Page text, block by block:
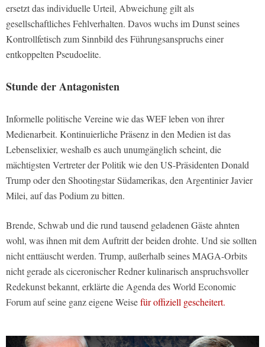
ersetzt das individuelle Urteil, Abweichung gilt als
gesellschaftliches Fehlverhalten. Davos wuchs im Dunst seines
Kontrollfetisch zum Sinnbild des Führungsanspruchs einer
entkoppelten Pseudoelite.
Stunde der Antagonisten
Informelle politische Vereine wie das WEF leben von ihrer
Medienarbeit. Kontinuierliche Präsenz in den Medien ist das
Lebenselixier, weshalb es auch unumgänglich scheint, die
mächtigsten Vertreter der Politik wie den US-Präsidenten Donald
Trump oder den Shootingstar Südamerikas, den Argentinier Javier
Milei, auf das Podium zu bitten.
Brende, Schwab und die rund tausend geladenen Gäste ahnten
wohl, was ihnen mit dem Auftritt der beiden drohte. Und sie sollten
nicht enttäuscht werden. Trump, außerhalb seines MAGA-Orbits
nicht gerade als ciceronischer Redner kulinarisch anspruchsvoller
Redekunst bekannt, erklärte die Agenda des World Economic
Forum auf seine ganz eigene Weisefür offiziell gescheitert.